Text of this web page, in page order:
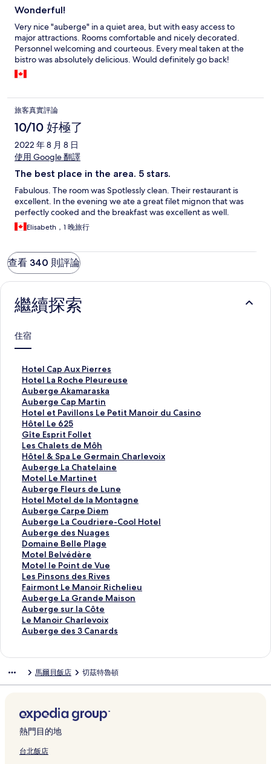
Wonderful!
Very nice "auberge" in a quiet area, but with easy access to
major attractions. Rooms comfortable and nicely decorated.
Personnel welcoming and courteous. Every meal taken at the
bistro was absolutely delicious. Would definitely go back!
旅客真實評論
10/10 好極了
2022 年 8 月 8 日
使用 Google 翻譯
The best place in the area. 5 stars.
Fabulous. The room was Spotlessly clean. Their restaurant is
excellent. In the evening we ate a great filet mignon that was
perfectly cooked and the breakfast was excellent as well.
Elisabeth，1 晚旅行
查看 340 則評論
繼續探索
住宿
Hotel Cap Aux Pierres
H
o
t
e
l
C
a
p
A
u
x
P
i
e
r
r
e
s
的
連
結
Hotel La Roche Pleureuse
H
o
t
e
l
L
a
R
o
c
h
e
P
l
e
u
r
e
u
s
e
的
連
結
Auberge Akamaraska
A
u
b
e
r
g
e
A
k
a
m
a
r
a
s
k
a
的
連
結
Auberge Cap Martin
A
u
b
e
r
g
e
C
a
p
M
a
r
t
i
n
的
連
結
Hotel et Pavillons Le Petit Manoir du Casino
H
o
t
e
l
e
t
P
a
v
i
l
l
o
n
s
L
e
P
e
t
n
r
d
u
C
Hôtel Le 625
H
ô
t
e
l
L
e
6
2
5
的
連
結
Gîte Esprit Follet
G
î
t
e
E
s
p
r
i
t
F
o
l
l
e
t
的
連
結
Les Chalets de Môh
L
e
s
C
h
a
l
e
t
s
d
e
M
ô
h
的
連
結
Hôtel & Spa Le Germain Charlevoix
H
ô
t
e
l
&
S
p
a
L
e
G
e
r
m
a
i
r
v
o
i
x
Auberge La Chatelaine
A
u
b
e
r
g
e
L
a
C
h
a
t
e
l
a
的
連
Motel Le Martinet
M
o
t
e
l
L
e
M
a
r
t
i
n
e
t
Auberge Fleurs de Lune
A
u
b
e
r
g
e
F
l
e
u
r
s
d
e
結
Hotel Motel de la Montagne
H
o
t
e
l
M
o
t
e
l
d
e
l
t
n
e
的
連
Auberge Carpe Diem
A
u
b
e
r
g
e
C
a
r
p
e
m
的
Auberge La Coudriere-Cool Hotel
A
u
b
e
r
g
e
L
a
C
o
e
-
C
o
o
Auberge des Nuages
A
u
b
e
r
g
e
d
e
s
e
連
結
Domaine Belle Plage
D
o
m
a
i
n
e
B
e
l
e
的
連
結
Motel Belvédère
M
o
t
e
l
B
e
l
r
連
結
Motel le Point de Vue
M
o
t
e
l
l
e
t
V
u
e
的
Les Pinsons des Rives
L
e
s
P
i
n
d
R
i
v
e
Fairmont Le Manoir Richelieu
F
a
i
r
m
e
n
o
i
r
Auberge La Grande Maison
A
u
b
e
a
a
n
d
e
Auberge sur la Côte
A
u
b
s
l
a
C
ô
Le Manoir Charlevoix
L
e
i
h
a
r
l
Auberge des 3 Canards
A
g
e
s
3
C
馬爾貝飯店 切茲特魯頓
熱門目的地
台北飯店